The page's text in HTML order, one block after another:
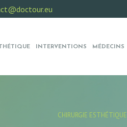
INTERVENTIONS MÉDECINS
CHIRURGIE ESTHÉTIQUE